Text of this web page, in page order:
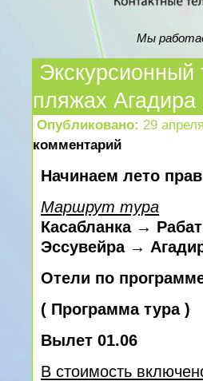
Мы
Экскурсионный
пляжах
Опубликовано: 29
комментарий
Начинаем лето
Маршрут тура
Касабланка →
Эссувейра →
Отели по
( Программа тура)
Вылет 01.06
В стоимость